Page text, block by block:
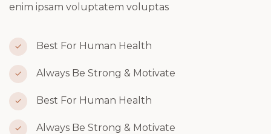
enim ipsam voluptatem voluptas
Best For Human Health
Always Be Strong & Motivate
Best For Human Health
Always Be Strong & Motivate